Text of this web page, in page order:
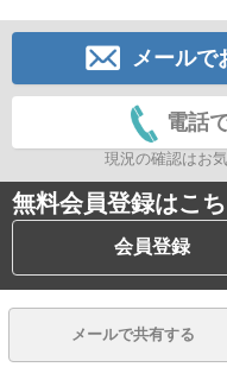
メールで
電話
現況の確認はお
無料会員登録はこ
会員登録
メールで共有する